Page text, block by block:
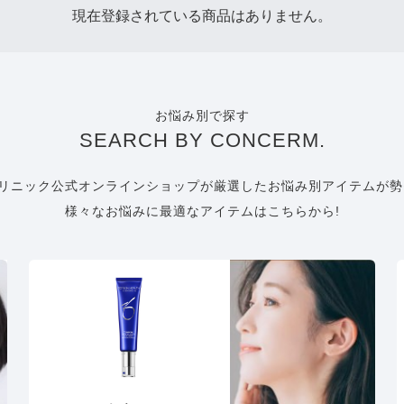
現在登録されている商品はありません。
お悩み別で探す
SEARCH BY CONCERM.
ニック公式オンラインショップが厳選したお悩み別アイテムが
様々なお悩みに最適なアイテムはこちらから!